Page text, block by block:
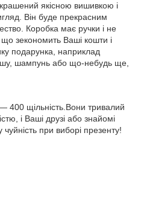
якісною вишивкою і
Він буде прекрасним
Коробка має ручки і не
що зекономить Ваші кошти і
подарунка, наприклад
шампунь або що-небудь ще,
щільність.Вони тривалий
і Ваші друзі або знайомі
при виборі презенту!